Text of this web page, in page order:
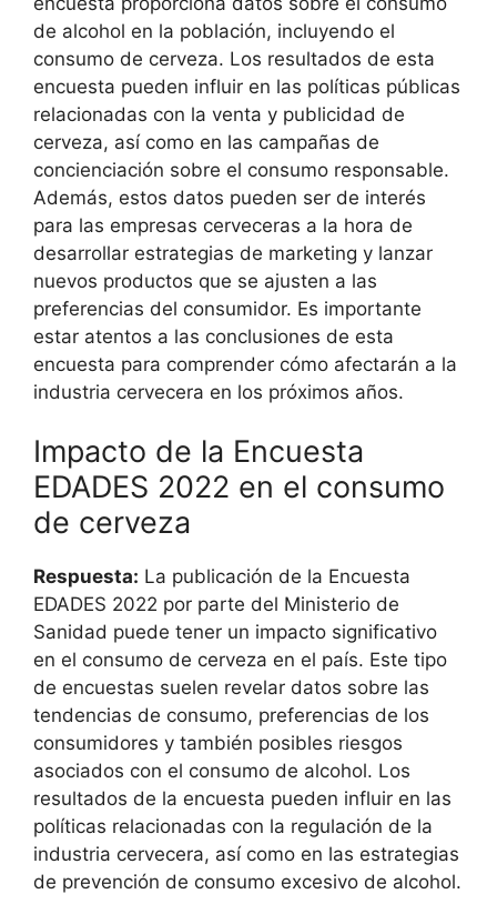
de alcohol en la población, incluyendo el
consumo de cerveza. Los resultados de esta
encuesta pueden influir en las políticas públicas
relacionadas con la venta y publicidad de
cerveza, así como en las campañas de
concienciación sobre el consumo responsable.
Además, estos datos pueden ser de interés
para las empresas cerveceras a la hora de
desarrollar estrategias de marketing y lanzar
nuevos productos que se ajusten a las
preferencias del consumidor. Es importante
estar atentos a las conclusiones de esta
encuesta para comprender cómo afectarán a la
industria cervecera en los próximos años.
Impacto de la Encuesta
EDADES 2022 en el consumo
de cerveza
Respuesta: La publicación de la Encuesta
EDADES 2022 por parte del Ministerio de
Sanidad puede tener un impacto significativo
en el consumo de cerveza en el país. Este tipo
de encuestas suelen revelar datos sobre las
tendencias de consumo, preferencias de los
consumidores y también posibles riesgos
asociados con el consumo de alcohol. Los
resultados de la encuesta pueden influir en las
políticas relacionadas con la regulación de la
industria cervecera, así como en las estrategias
de prevención de consumo excesivo de alcohol.